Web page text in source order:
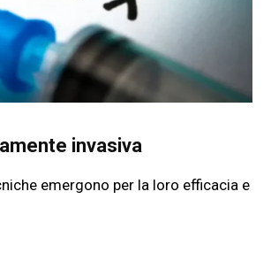
invasiva
emergono per la loro efficacia e